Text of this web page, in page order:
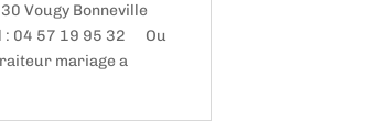
Vougy Bonneville
: 04 57 19 95 32 Ou
mariage a